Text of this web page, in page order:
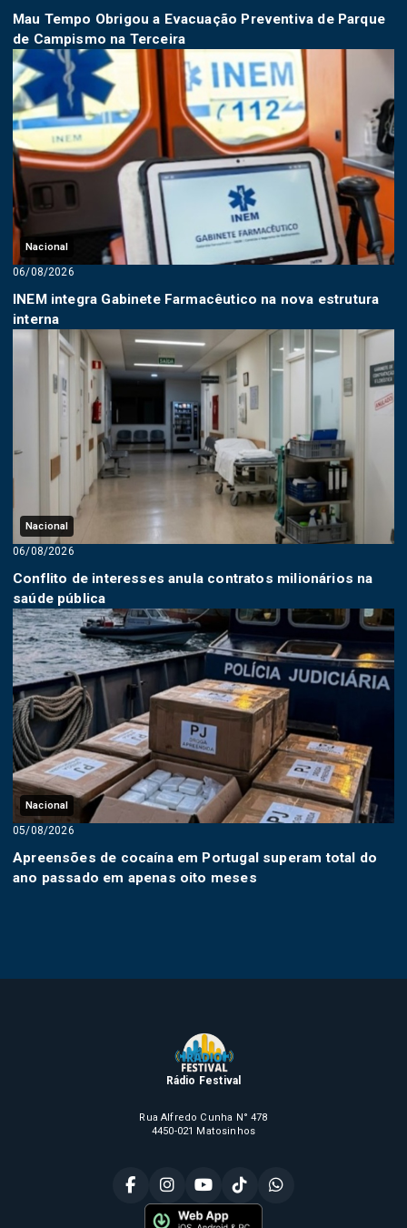
Mau Tempo Obrigou a Evacuação Preventiva de Parque
de Campismo na Terceira
Nacional
06/08/2026
INEM integra Gabinete Farmacêutico na nova estrutura
interna
Nacional
06/08/2026
Conflito de interesses anula contratos milionários na
saúde pública
Nacional
05/08/2026
Apreensões de cocaína em Portugal superam total do
ano passado em apenas oito meses
Rádio Festival
Rua Alfredo Cunha N° 478
4450-021 Matosinhos